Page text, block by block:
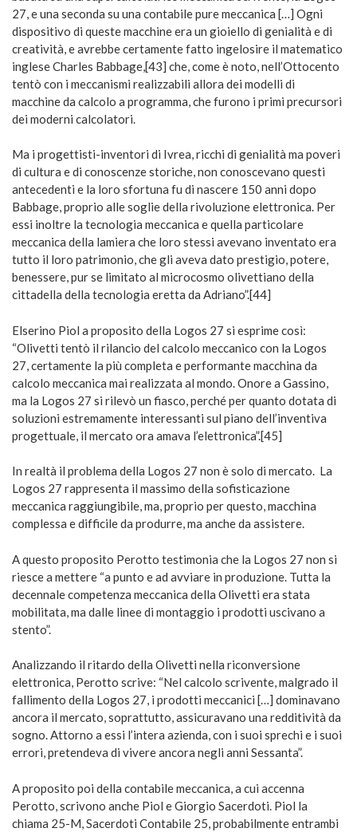
27, e una seconda su una contabile pure meccanica […] Ogni
dispositivo di queste macchine era un gioiello di genialità e di
creatività, e avrebbe certamente fatto ingelosire il matematico
inglese Charles Babbage,[43] che, come è noto, nell’Ottocento
tentò con i meccanismi realizzabili allora dei modelli di
macchine da calcolo a programma, che furono i primi precursori
dei moderni calcolatori.
Ma i progettisti-inventori di Ivrea, ricchi di genialità ma poveri
di cultura e di conoscenze storiche, non conoscevano questi
antecedenti e la loro sfortuna fu di nascere 150 anni dopo
Babbage, proprio alle soglie della rivoluzione elettronica. Per
essi inoltre la tecnologia meccanica e quella particolare
meccanica della lamiera che loro stessi avevano inventato era
tutto il loro patrimonio, che gli aveva dato prestigio, potere,
benessere, pur se limitato al microcosmo olivettiano della
cittadella della tecnologia eretta da Adriano”.[44]
Elserino Piol a proposito della Logos 27 si esprime così:
“Olivetti tentò il rilancio del calcolo meccanico con la Logos
27, certamente la più completa e performante macchina da
calcolo meccanica mai realizzata al mondo. Onore a Gassino,
ma la Logos 27 si rilevò un fiasco, perché per quanto dotata di
soluzioni estremamente interessanti sul piano dell’inventiva
progettuale, il mercato ora amava l’elettronica”.[45]
In realtà il problema della Logos 27 non è solo di mercato. La
Logos 27 rappresenta il massimo della sofisticazione
meccanica raggiungibile, ma, proprio per questo, macchina
complessa e difficile da produrre, ma anche da assistere.
A questo proposito Perotto testimonia che la Logos 27 non si
riesce a mettere “a punto e ad avviare in produzione. Tutta la
decennale competenza meccanica della Olivetti era stata
mobilitata, ma dalle linee di montaggio i prodotti uscivano a
stento”.
Analizzando il ritardo della Olivetti nella riconversione
elettronica, Perotto scrive: “Nel calcolo scrivente, malgrado il
fallimento della Logos 27, i prodotti meccanici […] dominavano
ancora il mercato, soprattutto, assicuravano una redditività da
sogno. Attorno a essi l’intera azienda, con i suoi sprechi e i suoi
errori, pretendeva di vivere ancora negli anni Sessanta”.
A proposito poi della contabile meccanica, a cui accenna
Perotto, scrivono anche Piol e Giorgio Sacerdoti. Piol la
chiama 25-M, Sacerdoti Contabile 25, probabilmente entrambi